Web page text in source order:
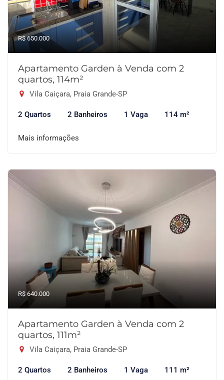
R$ 650.000
Apartamento Garden à Venda com 2
quartos, 114m²
Vila Caiçara, Praia Grande-SP
2 Quartos 2 Banheiros 1 Vaga 114 m²
Mais informações
R$ 640.000
Apartamento Garden à Venda com 2
quartos, 111m²
Vila Caiçara, Praia Grande-SP
2 Quartos 2 Banheiros 1 Vaga 111 m²